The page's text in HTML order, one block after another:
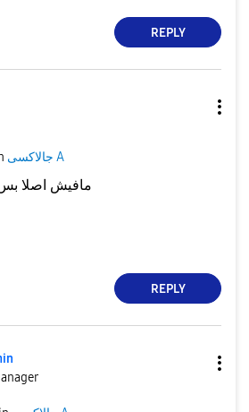
REPLY
جالاكسى A
مافيش اصلا
REPLY